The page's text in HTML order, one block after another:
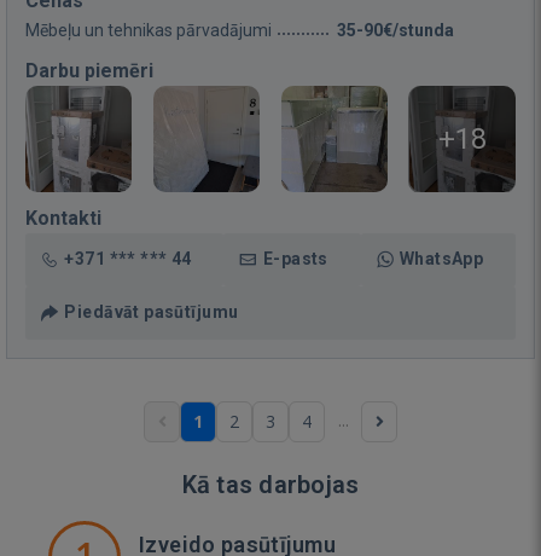
Mēbeļu un tehnikas pārvadājumi 35-90€/stunda
Darbu piemēri
+18
Kontakti
+371 *** *** 44 E-pasts WhatsApp
Piedāvāt pasūtījumu
1 2 3 4 ...
Kā tas darbojas
Izveido pasūtījumu